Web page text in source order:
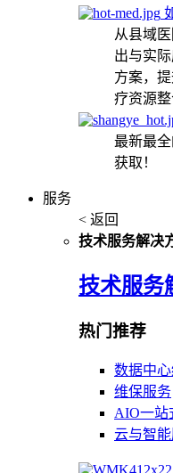
从县域
出与实
方案，
疗资源整
最新最
获取！
服务
< 返回
技术服务解决
技术服务
热门推荐
数据中
维保服务
AIO一站
云与智